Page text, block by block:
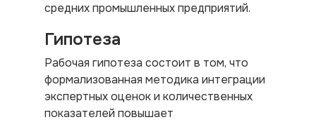
средних промышленных предприятий.
Гипотеза
Рабочая гипотеза состоит в том, что
формализованная методика интеграции
экспертных оценок и количественных
показателей повышает